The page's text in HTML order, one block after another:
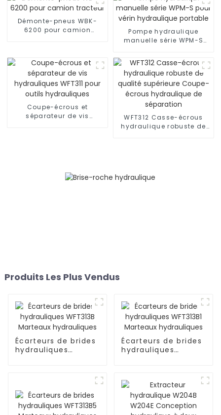
Démonte-pneus WBK-
6200 pour camion
Pompe hydraulique
manuelle série WPM-S
portable
Coupe-écrous et
séparateur de vis
WFT312 Casse-écrous
hydraulique robuste de
Produits Les Plus Vendus
Écarteurs de brides
hydrauliques
Écarteurs de brides
hydrauliques